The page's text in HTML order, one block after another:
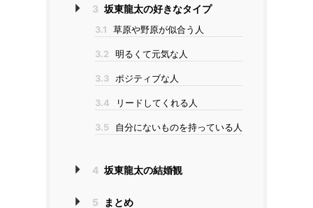
3 坂東龍太の好きなタイプ
3.1 草原や野原が似合う人
3.2 明るくて元気な人
3.3 ポジティブな人
3.4 リードしてくれる人
3.5 自分にないものを持っている人
4 坂東龍太の結婚観
5 まとめ